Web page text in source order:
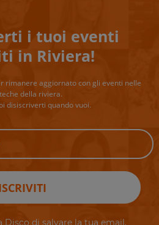
i tuoi eventi
in Riviera!
rimanere aggiornato con gli eventi nelle
della riviera.
disiscriverti quando vuoi.
Disco di salvare la tua email.